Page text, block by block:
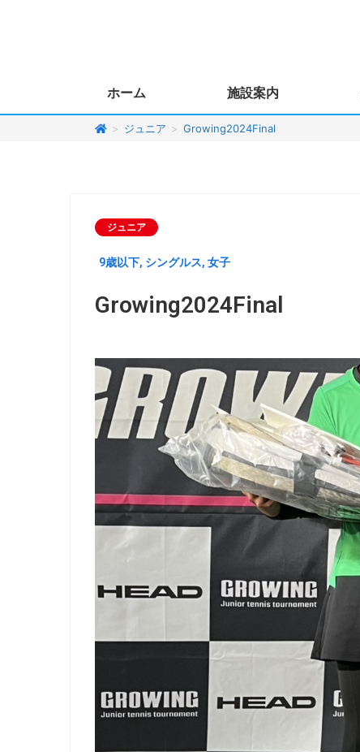
ホーム 施設案内
> ジュニア > Growing2024Final
ジュニア
9歳以下, シングルス, 女子
Growing2024Final